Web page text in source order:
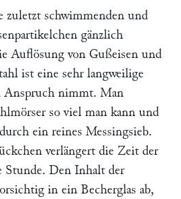
zuletzt schwimmenden und
gänzlich
Auflösung von Gußeisen und
ist eine sehr langweilige
Anspruch nimmt. Man
so viel man kann und
ein reines Messingsieb.
verlängert die Zeit der
Den Inhalt der
in ein Becherglas ab,